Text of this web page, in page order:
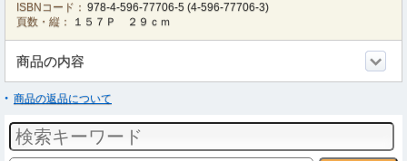
ISBNコード： 978-4-596-77706-5 (4-596-77706-3)
頁数・縦：
１５７Ｐ ２９ｃｍ
商品の内容
商品の返品について